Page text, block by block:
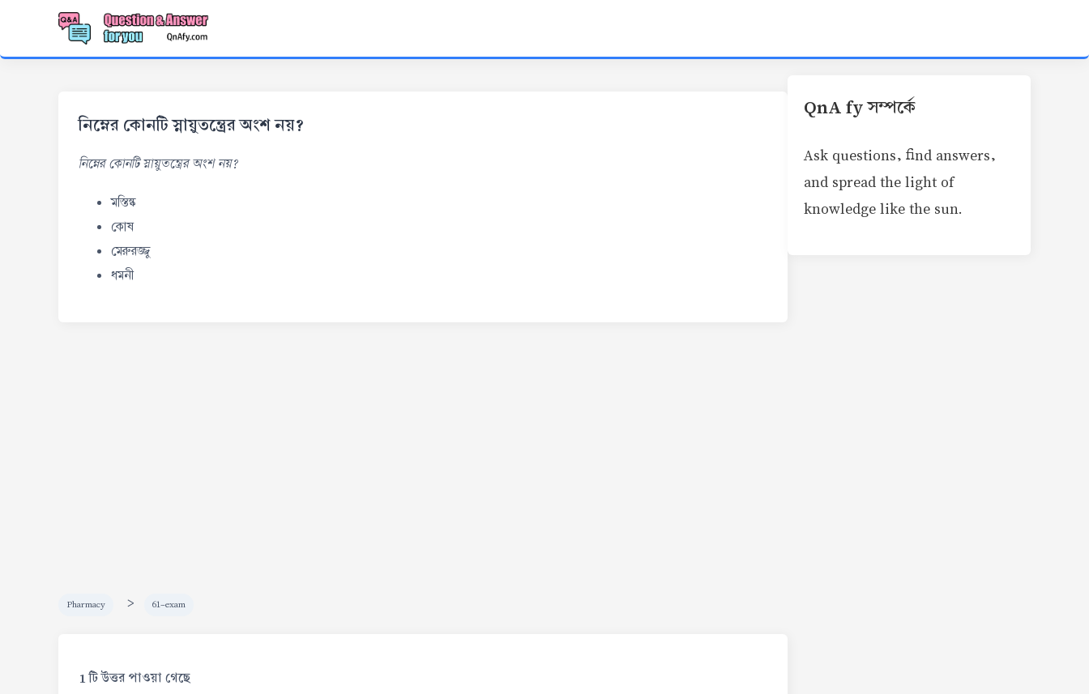
নিম্নের কোনটি স্নায়ুতন্ত্রের অংশ নয়?
নিম্নের কোনটি স্নায়ুতন্ত্রের অংশ নয়?
মস্তিষ্ক
কোষ
মেরুরজ্জু
ধমনী
Pharmacy > 61-exam
1 টি উত্তর পাওয়া গেছে
QnA fy সম্পর্কে
Ask questions, find answers,
and spread the light of
knowledge like the sun.